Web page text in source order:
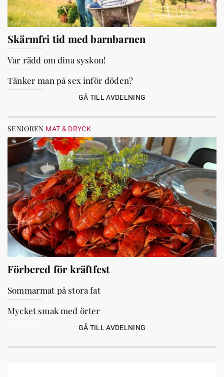
Skärmfri tid med barnbarnen
Var rädd om dina syskon!
Tänker man på sex inför döden?
GÅ TILL AVDELNING
SENIOREN MAT & DRYCK
Förbered för kräftfest
Sommarmat på stora fat
Mycket smak med örter
GÅ TILL AVDELNING